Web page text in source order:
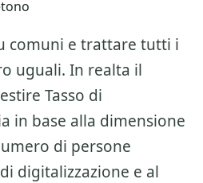
comuni e trattare tutti i
uguali. In realta il
Tasso di
in base alla dimensione
di persone
digitalizzazione e al